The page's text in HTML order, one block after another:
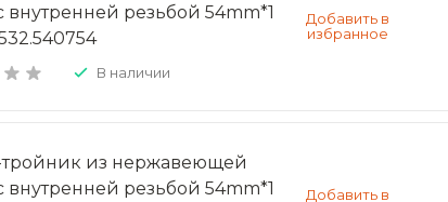
внутренней резьбой 54mm*1
В наличии
из нержавеющей
внутренней резьбой 54mm*1